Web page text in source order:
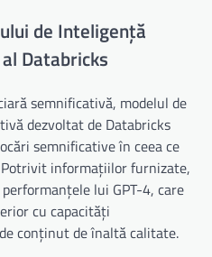
de Inteligență
Databricks
semnificativă, modelul de
dezvoltat de Databricks
semnificative în ceea ce
informațiilor furnizate,
lui GPT-4, care
cu capacități
conținut de înaltă calitate.